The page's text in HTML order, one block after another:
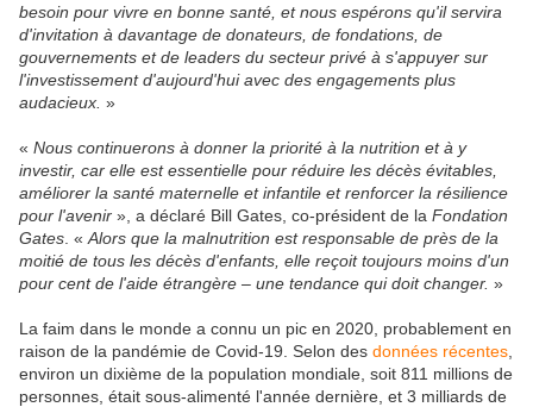
besoin pour vivre en bonne santé, et nous espérons qu'il servira
d'invitation à davantage de donateurs, de fondations, de
gouvernements et de leaders du secteur privé à s'appuyer sur
l'investissement d'aujourd'hui avec des engagements plus
audacieux. »
« Nous continuerons à donner la priorité à la nutrition et à y
investir, car elle est essentielle pour réduire les décès évitables,
améliorer la santé maternelle et infantile et renforcer la résilience
pour l'avenir », a déclaré Bill Gates, co-président de la Fondation
Gates . « Alors que la malnutrition est responsable de près de la
moitié de tous les décès d'enfants, elle reçoit toujours moins d'un
pour cent de l'aide étrangère – une tendance qui doit changer. »
La faim dans le monde a connu un pic en 2020, probablement en
raison de la pandémie de Covid-19. Selon des données récentes
environ un dixième de la population mondiale, soit 811 millions de
personnes, était sous-alimenté l'année dernière, et 3 milliards de